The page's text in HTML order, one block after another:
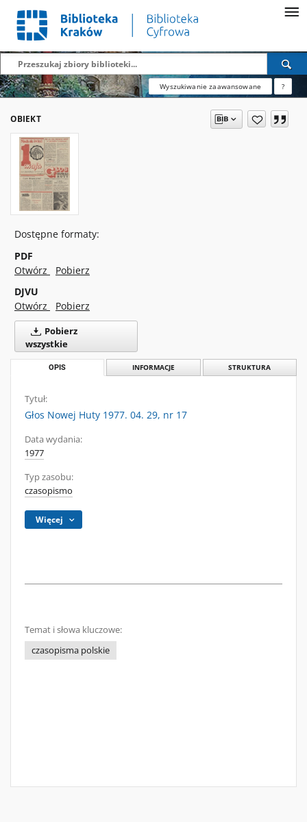
Wyszukiwanie zaawansowane ?
OBIEKT
Dostępne formaty:
PDF
Otwórz
Pobierz
DJVU
Otwórz
Pobierz
Pobierz
wszystkie
OPIS INFORMACJE STRUKTURA
Tytuł:
Głos Nowej Huty 1977. 04. 29, nr 17
Data wydania:
1977
Typ zasobu:
czasopismo
Więcej
Temat i słowa kluczowe:
czasopisma polskie